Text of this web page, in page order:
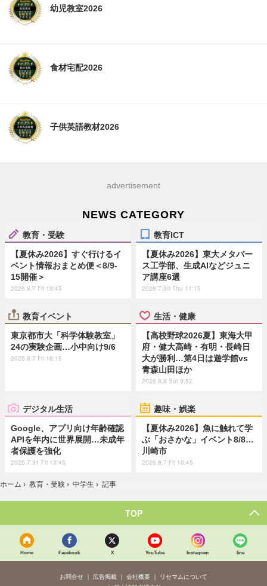
幼児教室2026
食材宅配2026
子供英語教材2026
advertisement
NEWS CATEGORY
教育・受験
【夏休み2026】すぐ行けるイ
ベント情報おまとめ便＜8/9-
15開催＞
2026.8.7 Fri 19:45
教育ICT
【夏休み2026】東大メタバー
ス工学部、生成AIなどジュニ
ア講座6選
2026.7.30 Thu 11:15
教育イベント
東京都市大「科学体験教室」
24の実験企画…小中向け9/6
2026.8.7 Fri 18:15
生活・健康
【高校野球2026夏】東海大甲
府・健大高崎・有明・長崎日
大が勝利…第4日は遊学館vs
青森山田ほか
2026.8.8 Sat 9:52
デジタル生活
Google、アプリ向け年齢確認
APIを年内に世界展開…未成年
者保護を強化
2026.7.31 Fri 13:45
趣味・娯楽
【夏休み2026】魚に触れて学
ぶ「おさかな」イベント8/8…
川崎市
2026.8.7 Fri 10:45
ホーム › 教育・受験 › 中学生 › 記事
TOP
Home Facebook X YouTube Instagram line
お問合せ 広告掲載 会社概要
リセマムについて